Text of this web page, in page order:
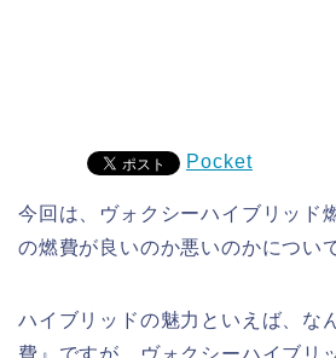
Pocket
今回は、ヴォクシーハイブリッド
の燃費が良いのか悪いのかについ
ハイブリッドの魅力といえば、な
費』ですが、ヴォクシーハイブリ